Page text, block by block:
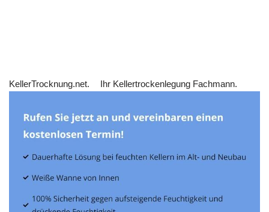
KellerTrocknung.net. Ihr Kellertrockenlegung Fachmann.